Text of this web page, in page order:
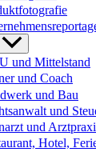
und Mittelstand
und Coach
und Bau
und
und
Hotel,